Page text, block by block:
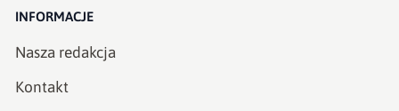
INFORMACJE
Nasza redakcja
Kontakt